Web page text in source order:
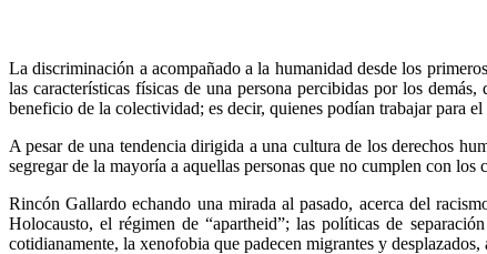
La discriminación a acompañado a la humanidad desde los
las características físicas de una persona percibidas por los
beneficio de la colectividad; es decir, quienes podían trabajar para
A pesar de una tendencia dirigida a una cultura de los derechos
segregar de la mayoría a aquellas personas que no cumplen con
Rincón Gallardo echando una mirada al pasado, acerca del
Holocausto, el régimen de “apartheid”; las políticas de
cotidianamente, la xenofobia que padecen migrantes y